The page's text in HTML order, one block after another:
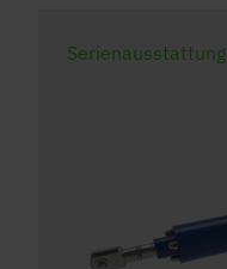
Serienausstattung